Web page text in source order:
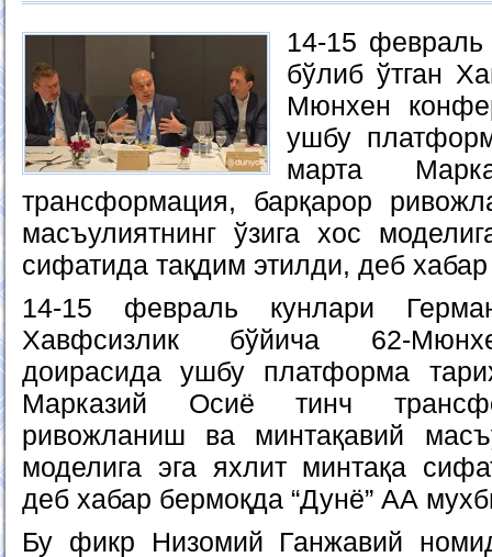
14-15 февраль
бўлиб ўтган
Мюнхен
ушбу
марта
трансформация, барқарор
масъулиятнинг ўзига хос
сифатида тақдим этилди, деб
14-15 февраль кунлари
Хавфсизлик бўйича 62-
доирасида ушбу платформа
Марказий Осиё тинч
ривожланиш ва минтақавий
моделига эга яхлит минтақа
деб хабар бермоқда “Дунё” АА
Бу фикр Низомий Ганжавий